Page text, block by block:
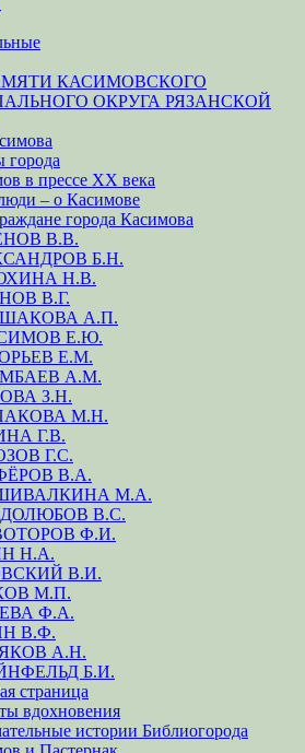
КАСИМОВСКОГО
ОКРУГА РЯЗАНСКОЙ
города
в прессе XX века
– о Касимове
города Касимова
В.В.
Б.Н.
Н.В.
В.Г.
А.П.
Е.Ю.
Е.М.
А.М.
З.Н.
М.Н.
Г.В.
Г.С.
В.А.
М.А.
В.С.
Ф.И.
Н.А.
В.И.
М.П.
Ф.А.
В.Ф.
А.Н.
Б.И.
страница
вдохновения
истории Библиогорода